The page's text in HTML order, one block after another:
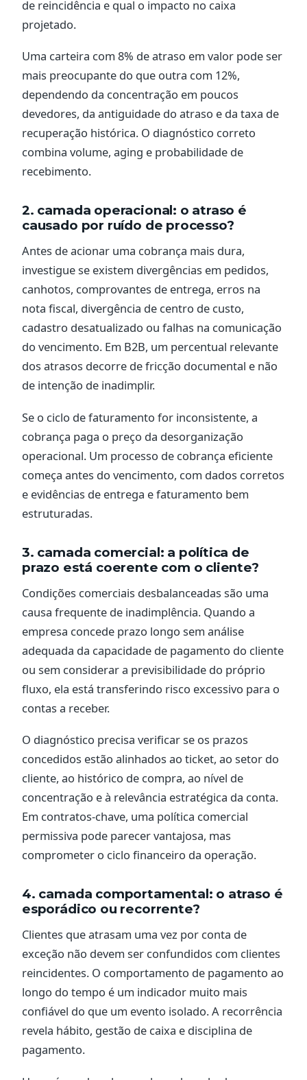
de reincidência e qual o impacto no caixa
projetado.
Uma carteira com 8% de atraso em valor pode ser
mais preocupante do que outra com 12%,
dependendo da concentração em poucos
devedores, da antiguidade do atraso e da taxa de
recuperação histórica. O diagnóstico correto
combina volume, aging e probabilidade de
recebimento.
2. camada operacional: o atraso é
causado por ruído de processo?
Antes de acionar uma cobrança mais dura,
investigue se existem divergências em pedidos,
canhotos, comprovantes de entrega, erros na
nota fiscal, divergência de centro de custo,
cadastro desatualizado ou falhas na comunicação
do vencimento. Em B2B, um percentual relevante
dos atrasos decorre de fricção documental e não
de intenção de inadimplir.
Se o ciclo de faturamento for inconsistente, a
cobrança paga o preço da desorganização
operacional. Um processo de cobrança eficiente
começa antes do vencimento, com dados corretos
e evidências de entrega e faturamento bem
estruturadas.
3. camada comercial: a política de
prazo está coerente com o cliente?
Condições comerciais desbalanceadas são uma
causa frequente de inadimplência. Quando a
empresa concede prazo longo sem análise
adequada da capacidade de pagamento do cliente
ou sem considerar a previsibilidade do próprio
fluxo, ela está transferindo risco excessivo para o
contas a receber.
O diagnóstico precisa verificar se os prazos
concedidos estão alinhados ao ticket, ao setor do
cliente, ao histórico de compra, ao nível de
concentração e à relevância estratégica da conta.
Em contratos-chave, uma política comercial
permissiva pode parecer vantajosa, mas
comprometer o ciclo financeiro da operação.
4. camada comportamental: o atraso é
esporádico ou recorrente?
Clientes que atrasam uma vez por conta de
exceção não devem ser confundidos com clientes
reincidentes. O comportamento de pagamento ao
longo do tempo é um indicador muito mais
confiável do que um evento isolado. A recorrência
revela hábito, gestão de caixa e disciplina de
pagamento.